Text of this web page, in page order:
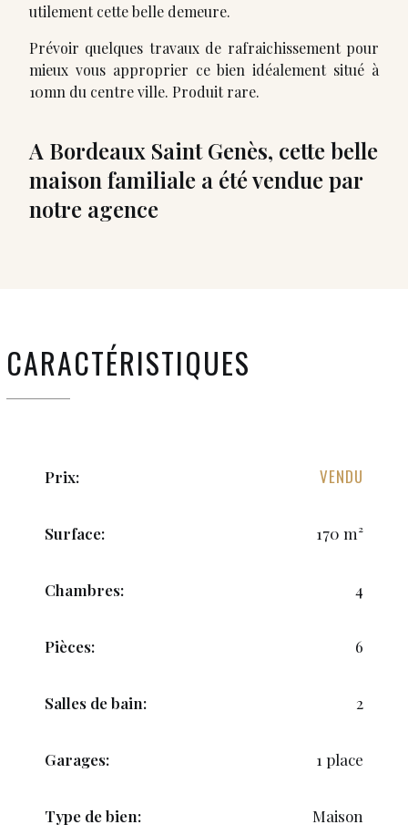
utilement cette belle demeure.
Prévoir quelques travaux de rafraichissement pour
mieux vous approprier ce bien idéalement situé à
10mn du centre ville. Produit rare.
A Bordeaux Saint Genès, cette belle
maison familiale a été vendue par
notre agence
CARACTÉRISTIQUES
Prix: VENDU
Surface: 170 m²
Chambres: 4
Pièces: 6
Salles de bain: 2
Garages: 1 place
Type de bien: Maison